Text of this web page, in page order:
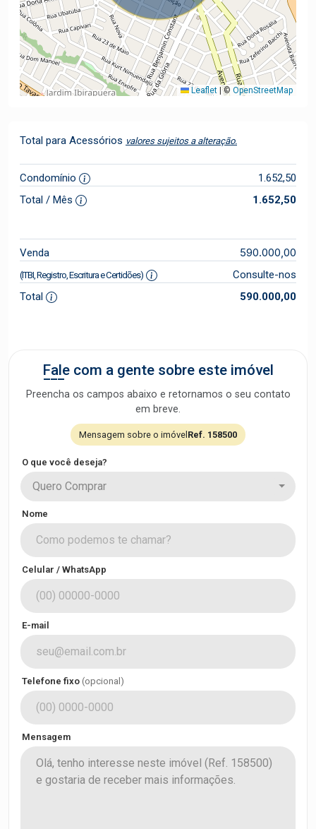
Leaflet © OpenStreetMap
Total para Acessórios valores sujeitos a alteração.
Condomínio
1.652,50
Total / Mês
1.652,50
Venda 590.000,00
(ITBI, Registro, Escritura e Certidões)
Consulte-nos
Total
590.000,00
Fale com a gente sobre este imóvel
Preencha os campos abaixo e retornamos o seu contato
em breve.
Mensagem sobre o imóvel Ref. 158500
O que você deseja?
Quero Comprar
Nome
Celular / WhatsApp
E-mail
Telefone fixo (opcional)
Mensagem